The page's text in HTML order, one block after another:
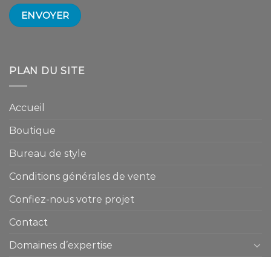
PLAN DU SITE
Accueil
Boutique
Bureau de style
Conditions générales de vente
Confiez-nous votre projet
Contact
Domaines d’expertise